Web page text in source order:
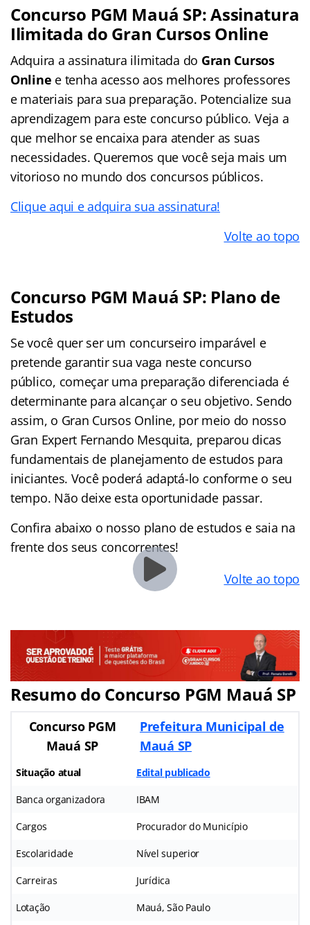
Concurso PGM Mauá SP: Assinatura
Ilimitada do Gran Cursos Online
Adquira a assinatura ilimitada do Gran Cursos
Online e tenha acesso aos melhores professores
e materiais para sua preparação. Potencialize sua
aprendizagem para este concurso público. Veja a
que melhor se encaixa para atender as suas
necessidades. Queremos que você seja mais um
vitorioso no mundo dos concursos públicos.
Clique aqui e adquira sua assinatura!
Volte ao topo
Concurso PGM Mauá SP: Plano de
Estudos
Se você quer ser um concurseiro imparável e
pretende garantir sua vaga neste concurso
público, começar uma preparação diferenciada é
determinante para alcançar o seu objetivo. Sendo
assim, o Gran Cursos Online, por meio do nosso
Gran Expert Fernando Mesquita, preparou dicas
fundamentais de planejamento de estudos para
iniciantes. Você poderá adaptá-lo conforme o seu
tempo. Não deixe esta oportunidade passar.
Confira abaixo o nosso plano de estudos e saia na
frente dos seus concorrentes!
Volte ao topo
Resumo do Concurso PGM Mauá SP
Concurso PGM
Mauá SP
Prefeitura Municipal de
Mauá SP
Situação atual Edital publicado
Banca organizadora IBAM
Cargos Procurador do Município
Escolaridade Nível superior
Carreiras Jurídica
Lotação Mauá, São Paulo